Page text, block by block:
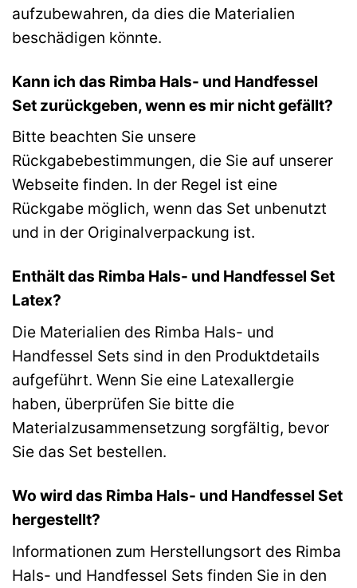
aufzubewahren, da dies die Materialien
beschädigen könnte.
Kann ich das Rimba Hals- und Handfessel
Set zurückgeben, wenn es mir nicht gefällt?
Bitte beachten Sie unsere
Rückgabebestimmungen, die Sie auf unserer
Webseite finden. In der Regel ist eine
Rückgabe möglich, wenn das Set unbenutzt
und in der Originalverpackung ist.
Enthält das Rimba Hals- und Handfessel Set
Latex?
Die Materialien des Rimba Hals- und
Handfessel Sets sind in den Produktdetails
aufgeführt. Wenn Sie eine Latexallergie
haben, überprüfen Sie bitte die
Materialzusammensetzung sorgfältig, bevor
Sie das Set bestellen.
Wo wird das Rimba Hals- und Handfessel Set
hergestellt?
Informationen zum Herstellungsort des Rimba
Hals- und Handfessel Sets finden Sie in den